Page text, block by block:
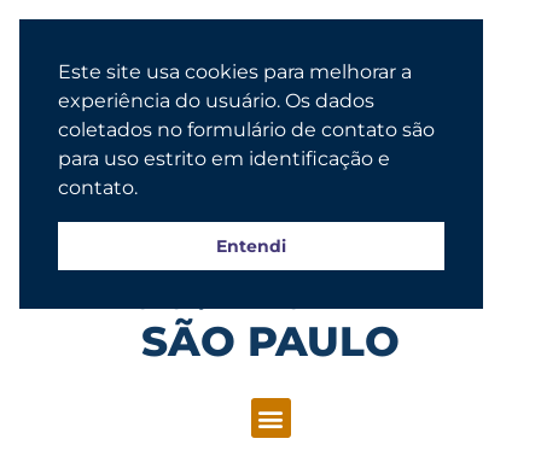
SÃO PAULO
Este site usa cookies para melhorar a
experiência do usuário. Os dados
coletados no formulário de contato são
para uso estrito em identificação e
contato.
Entendi